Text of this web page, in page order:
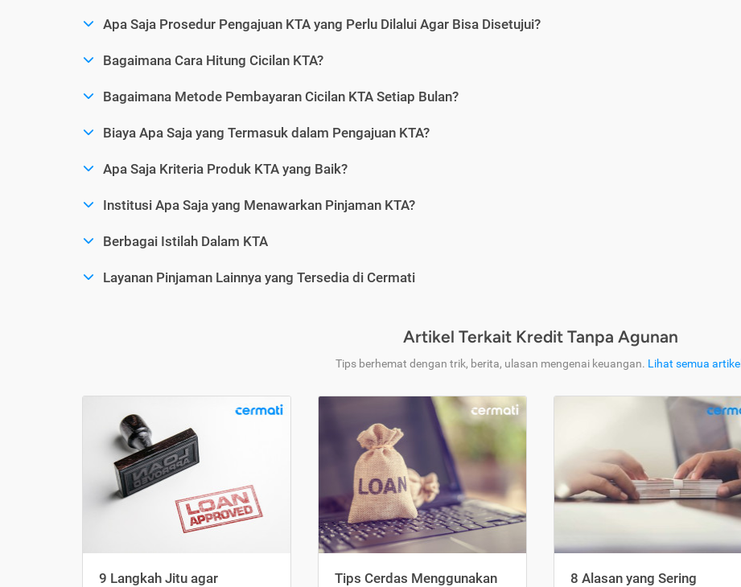
Apa Saja Prosedur Pengajuan KTA yang Perlu Dilalui Agar Bisa Disetujui?
Bagaimana Cara Hitung Cicilan KTA?
Bagaimana Metode Pembayaran Cicilan KTA Setiap Bulan?
Biaya Apa Saja yang Termasuk dalam Pengajuan KTA?
Apa Saja Kriteria Produk KTA yang Baik?
Institusi Apa Saja yang Menawarkan Pinjaman KTA?
Berbagai Istilah Dalam KTA
Layanan Pinjaman Lainnya yang Tersedia di Cermati
Artikel Terkait Kredit Tanpa Agunan
Tips berhemat dengan trik, berita, ulasan mengenai keuangan. Lihat semua artikel
9 Langkah Jitu agar
Tips Cerdas Menggunakan
8 Alasan yang Sering